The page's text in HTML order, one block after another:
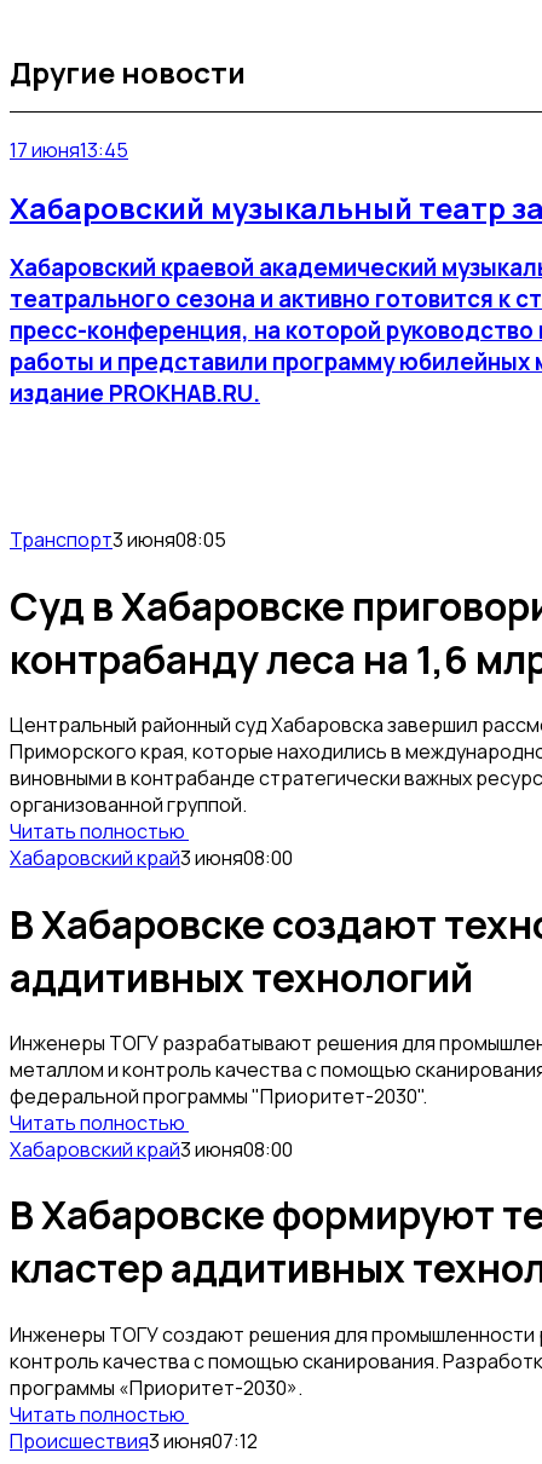
Другие новости
17 июня13:45
Хабаровский музыкальный театр
Хабаровский краевой академический
театрального сезона и активно готовится к
пресс-конференция, на которой руководство
работы и представили программу
издание PROKHAB.RU.
Транспорт3 июня08:05
Суд в Хабаровске
контрабанду леса на 1,6
Центральный районный суд Хабаровска завершил
Приморского края, которые находились в
виновными в контрабанде стратегически важных
организованной группой.
Читать полностью
Хабаровский край3 июня08:00
В Хабаровске создают
аддитивных технологий
Инженеры ТОГУ разрабатывают решения для
металлом и контроль качества с помощью
федеральной программы "Приоритет-2030".
Читать полностью
Хабаровский край3 июня08:00
В Хабаровске формируют
кластер аддитивных
Инженеры ТОГУ создают решения для промышленности
контроль качества с помощью сканирования.
программы «Приоритет-2030».
Читать полностью
Происшествия3 июня07:12